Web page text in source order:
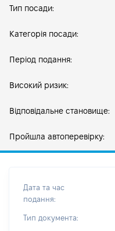
Тип посади:
Категорія посади:
Період подання:
Високий ризик:
Відповідальне становище:
Пройшла автоперевірку:
Дата та час
подання:
Тип документа: